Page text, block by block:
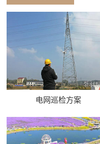
电网巡检方案